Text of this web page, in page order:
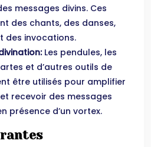
messages divins. Ces
des chants, des danses,
des invocations.
Les pendules, les
et d’autres outils de
être utilisés pour amplifier
recevoir des messages
présence d’un vortex.